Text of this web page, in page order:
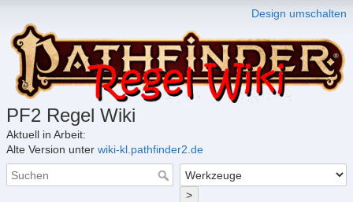
Design umschalten
PF2 Regel Wiki
Aktuell in Arbeit:
Alte Version unter wiki-kl.pathfinder2.de
>